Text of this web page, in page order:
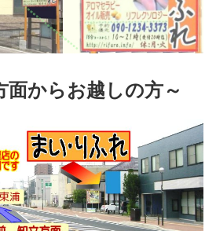
面からお越しの方～